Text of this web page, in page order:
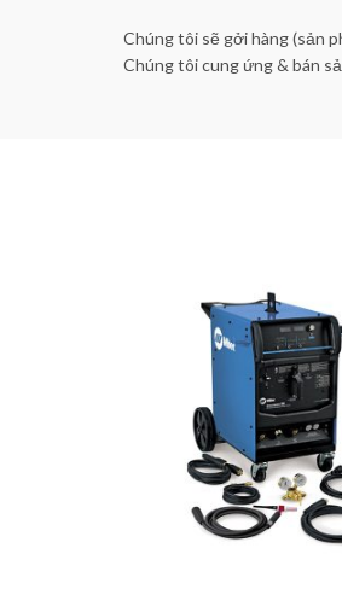
Chúng tôi sẽ gởi hàng (sản
Chúng tôi cung ứng & bán